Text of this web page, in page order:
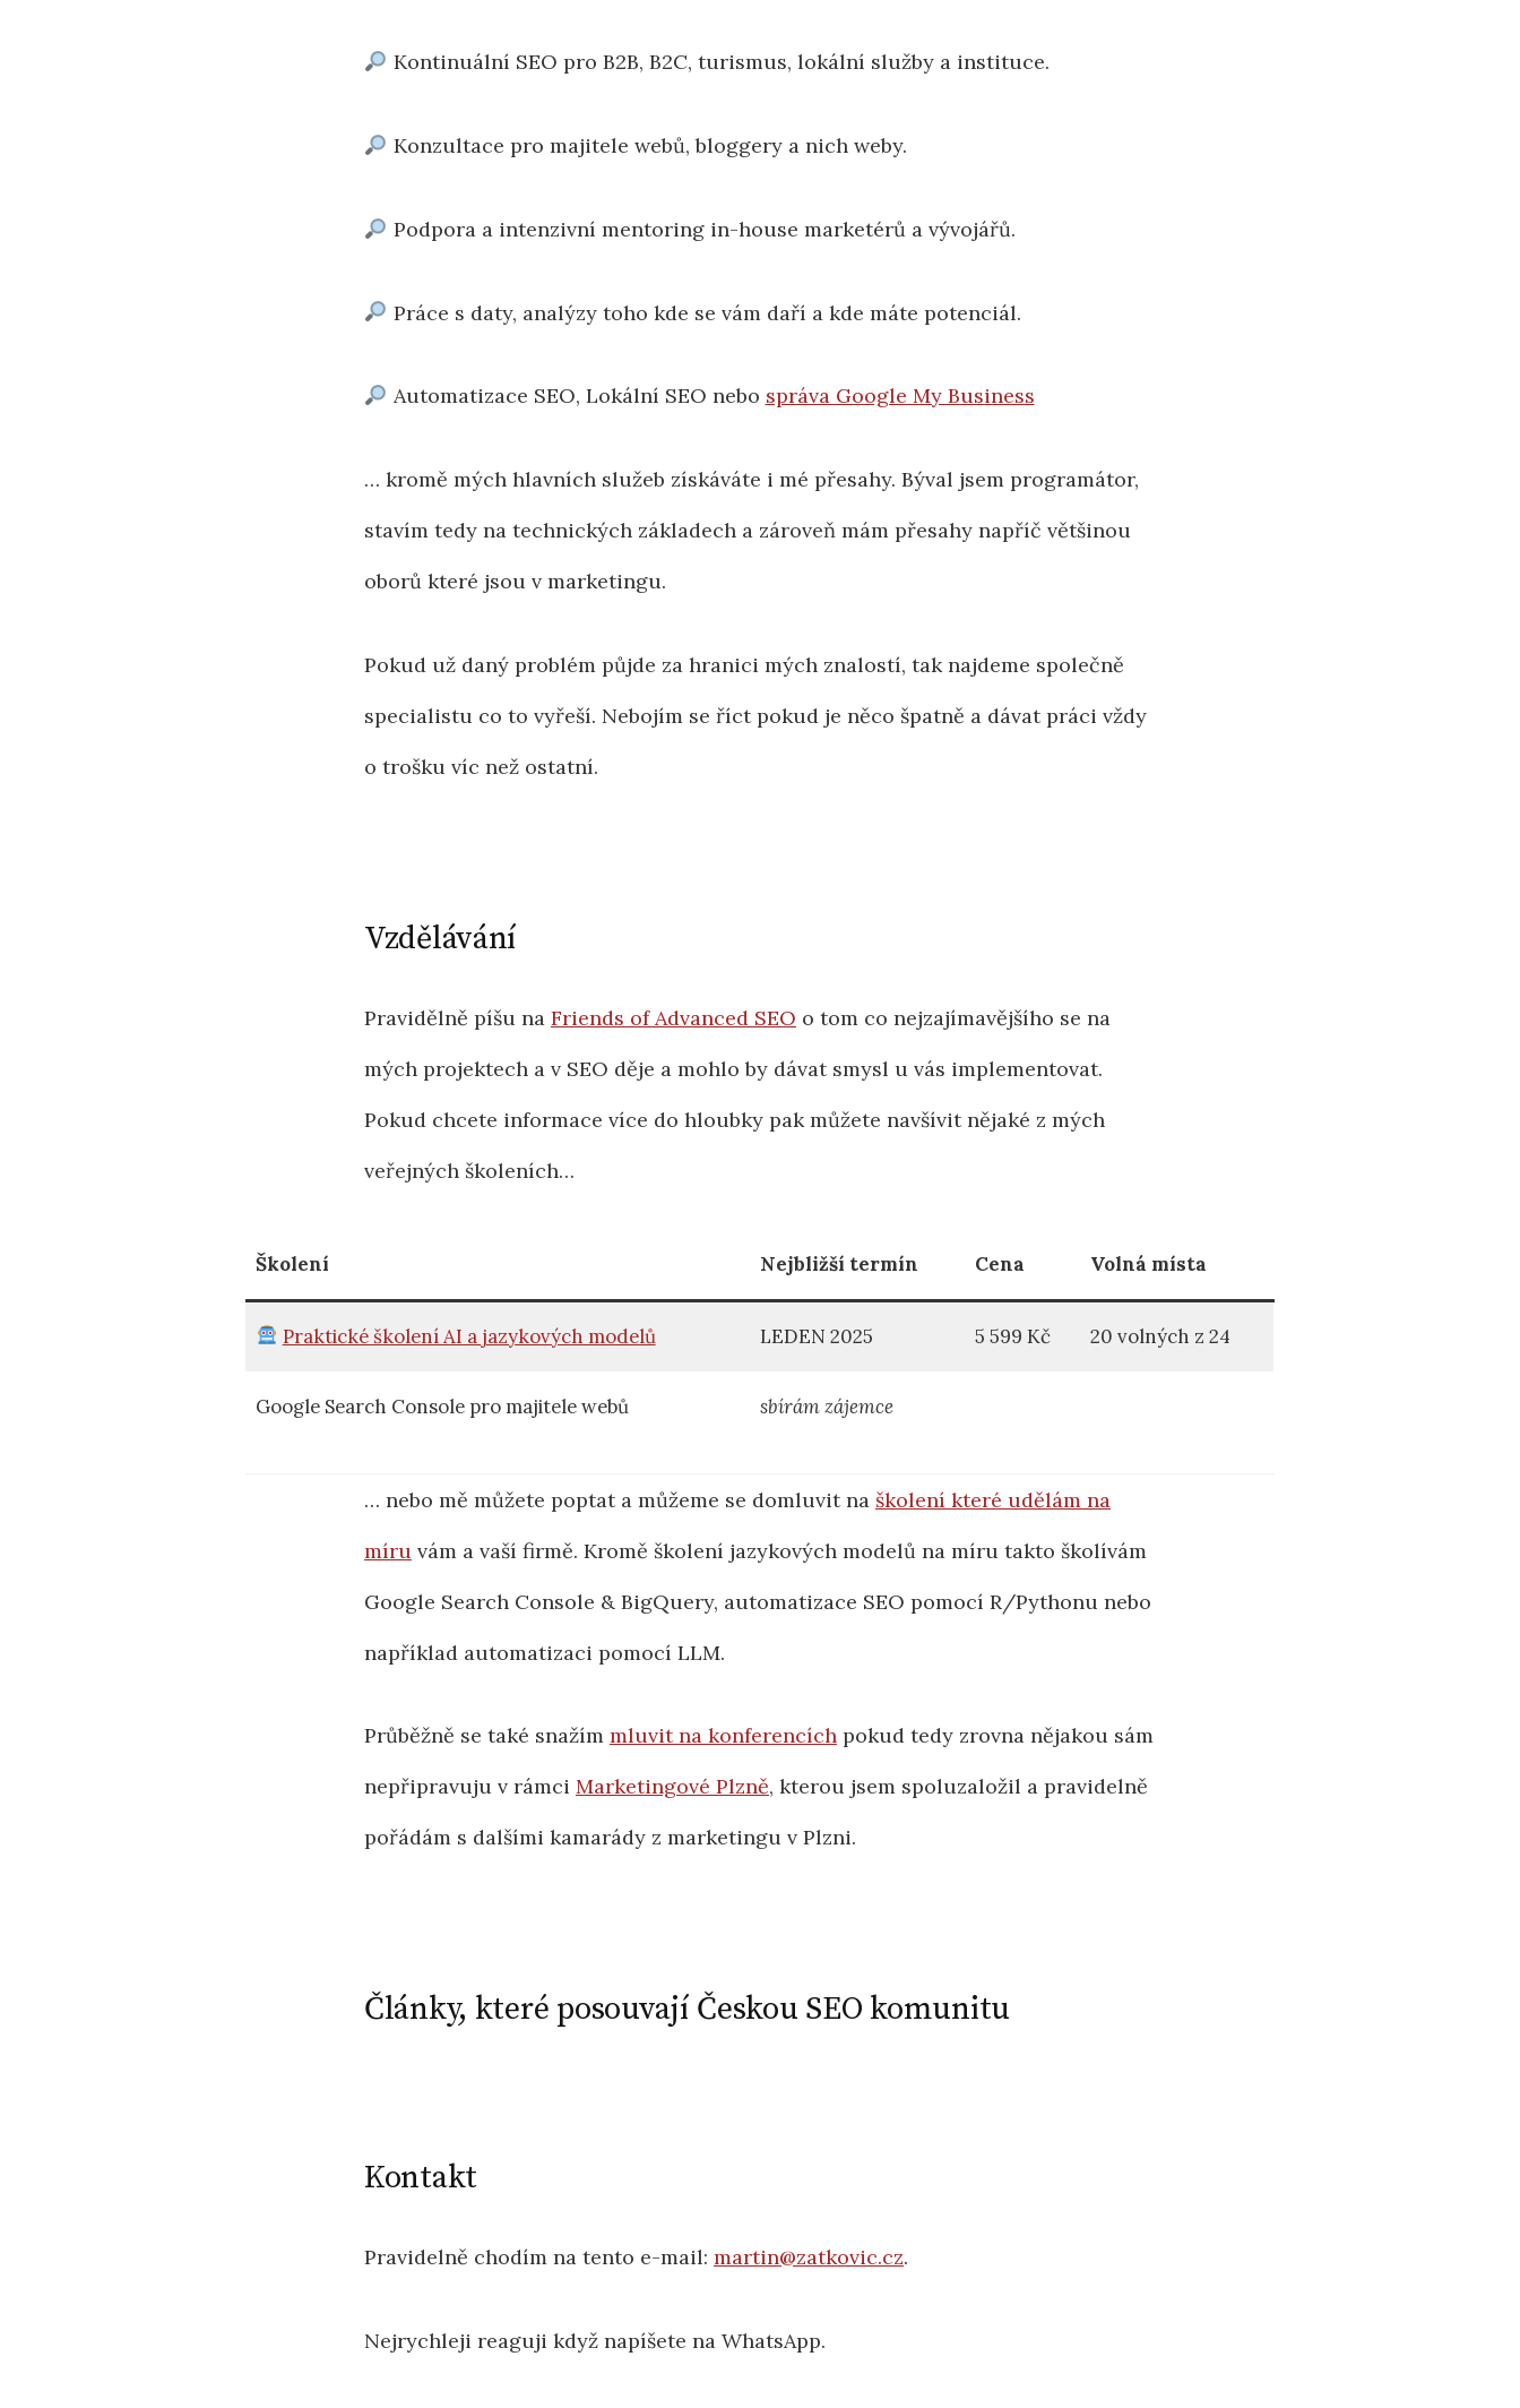
Kontinuální SEO pro B2B, B2C, turismus, lokální služby a instituce.
Konzultace pro majitele webů, bloggery a nich weby.
Podpora a intenzivní mentoring in-house marketérů a vývojářů.
Práce s daty, analýzy toho kde se vám daří a kde máte potenciál.
Automatizace SEO, Lokální SEO nebo správa Google My Business
… kromě mých hlavních služeb získáváte i mé přesahy. Býval jsem programátor,
stavím tedy na technických základech a zároveň mám přesahy napříč většinou
oborů které jsou v marketingu.
Pokud už daný problém půjde za hranici mých znalostí, tak najdeme společně
specialistu co to vyřeší. Nebojím se říct pokud je něco špatně a dávat práci vždy
o trošku víc než ostatní.
Vzdělávání
Pravidělně píšu na Friends of Advanced SEO o tom co nejzajímavějšího se na
mých projektech a v SEO děje a mohlo by dávat smysl u vás implementovat.
Pokud chcete informace více do hloubky pak můžete navšívit nějaké z mých
veřejných školeních…
Školení Nejbližší termín Cena Volná místa
Praktické školení AI a jazykových modelů LEDEN 2025 5 599 Kč 20 volných z 24
Google Search Console pro majitele webů sbírám zájemce
… nebo mě můžete poptat a můžeme se domluvit na školení které udělám na
míru vám a vaší firmě. Kromě školení jazykových modelů na míru takto školívám
Google Search Console & BigQuery, automatizace SEO pomocí R/Pythonu nebo
například automatizaci pomocí LLM.
Průběžně se také snažím mluvit na konferencích pokud tedy zrovna nějakou sám
nepřipravuju v rámci Marketingové Plzně, kterou jsem spoluzaložil a pravidelně
pořádám s dalšími kamarády z marketingu v Plzni.
Články, které posouvají Českou SEO komunitu
Kontakt
Pravidelně chodím na tento e-mail: martin@zatkovic.cz.
Nejrychleji reaguji když napíšete na WhatsApp.